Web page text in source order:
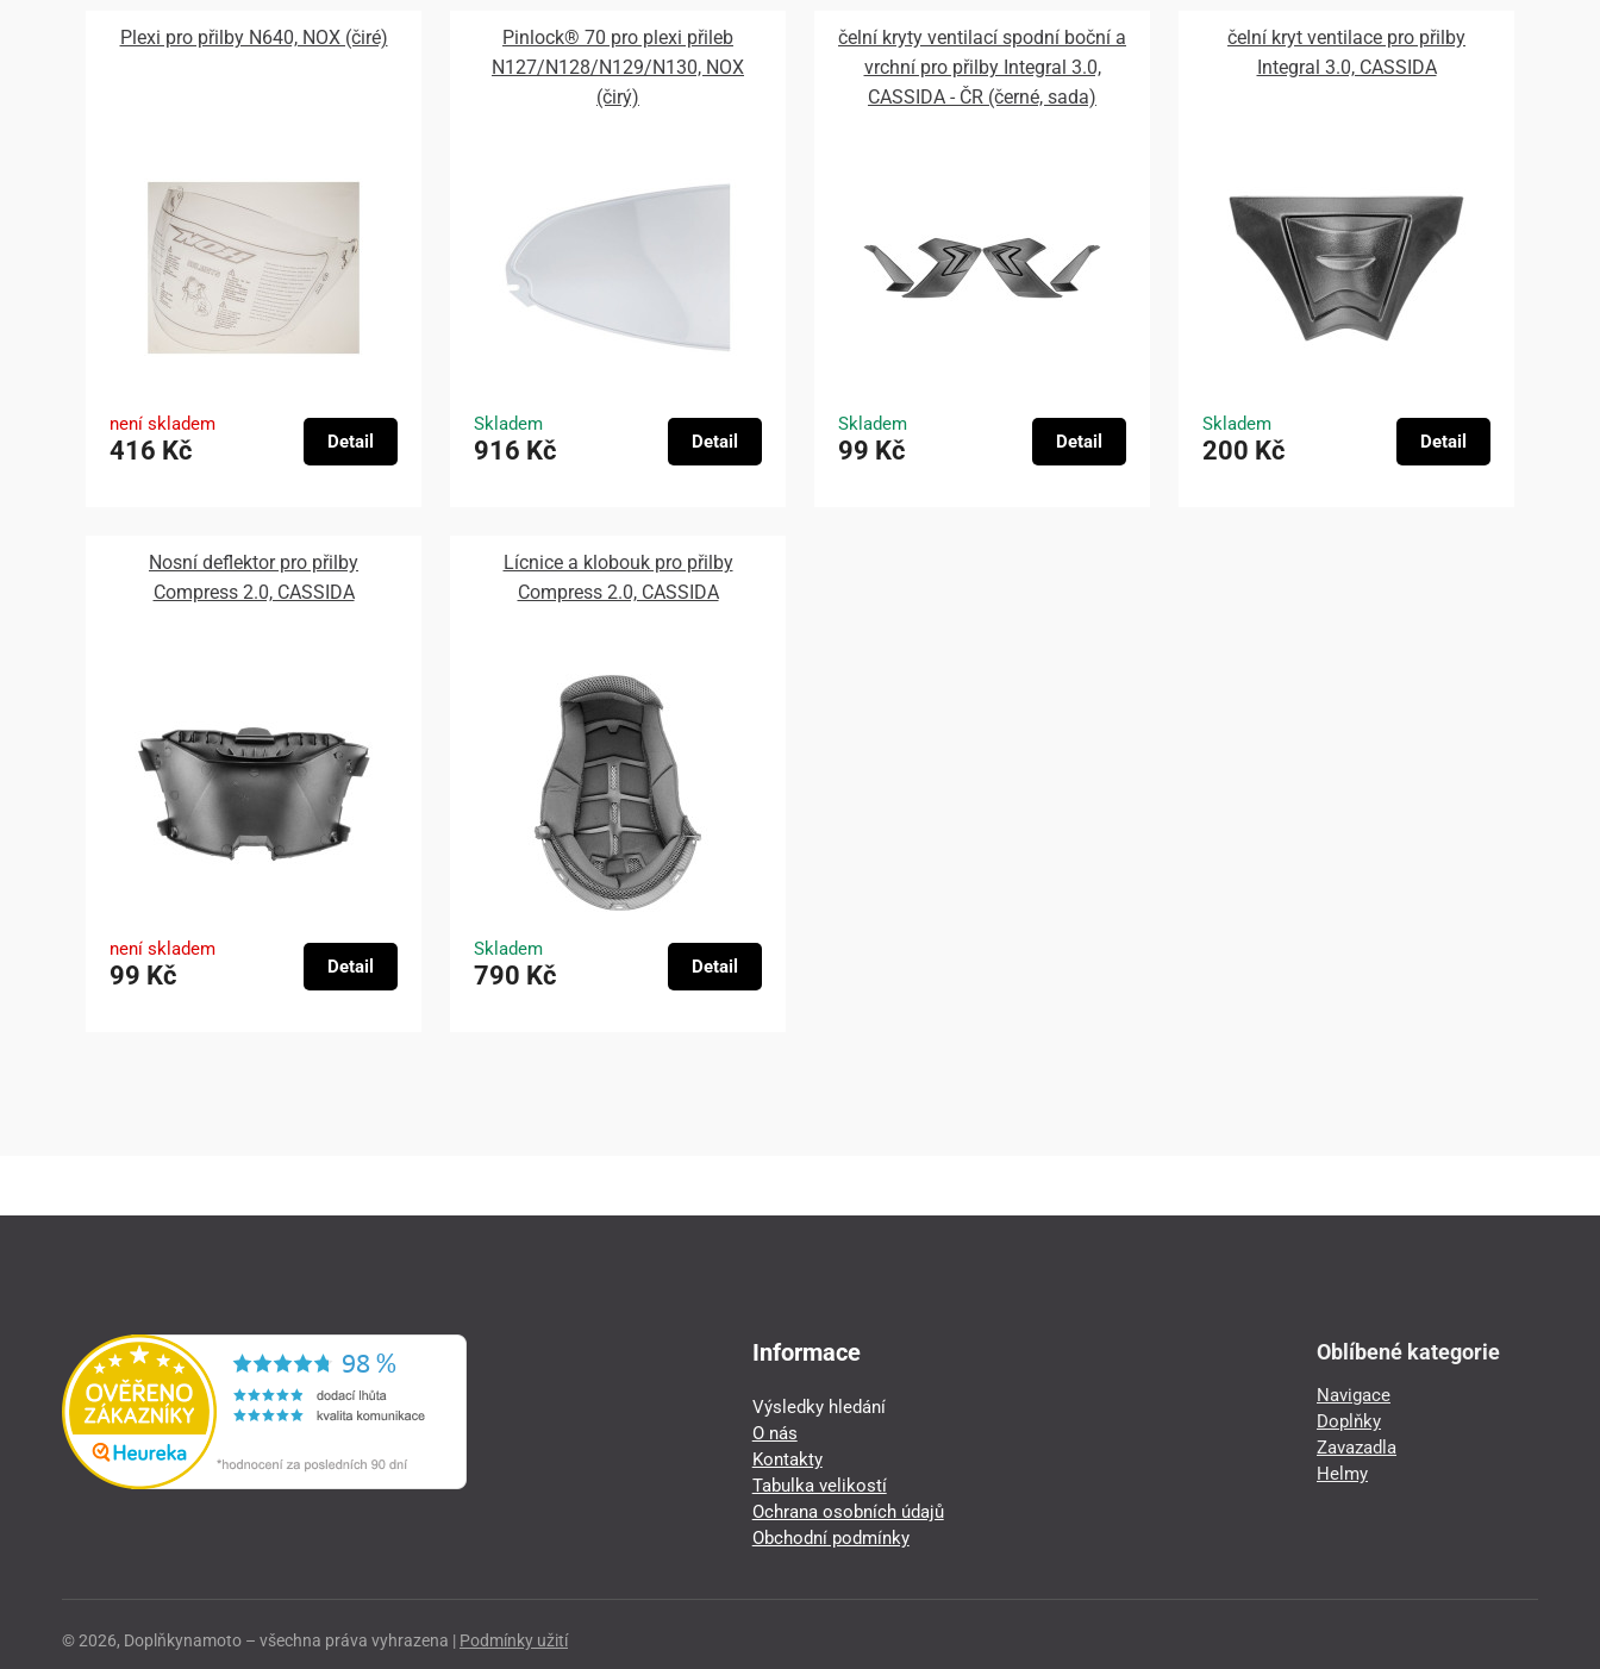
Plexi pro přilby N640, NOX (čiré)
není skladem
416 Kč Detail
Pinlock® 70 pro plexi přileb
N127/N128/N129/N130, NOX
(čirý)
Skladem
916 Kč Detail
čelní kryty ventilací spodní boční a
vrchní pro přilby Integral 3.0,
CASSIDA - ČR (černé, sada)
Skladem
99 Kč Detail
čelní kryt ventilace pro přilby
Integral 3.0, CASSIDA
Skladem
200 Kč Detail
Nosní deflektor pro přilby
Compress 2.0, CASSIDA
není skladem
99 Kč Detail
Lícnice a klobouk pro přilby
Compress 2.0, CASSIDA
Skladem
790 Kč Detail
Informace
Výsledky hledání
O nás
Kontakty
Tabulka velikostí
Ochrana osobních údajů
Obchodní podmínky
Oblíbené kategorie
Navigace
Doplňky
Zavazadla
Helmy
© 2026, Doplňkynamoto – všechna práva vyhrazena | Podmínky užití